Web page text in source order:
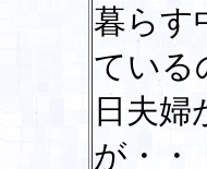
暮らす
ている
日夫婦
が・・